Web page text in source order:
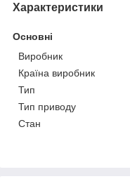
Характеристики
Основні
Виробник
Країна виробник
Тип
Тип приводу
Стан